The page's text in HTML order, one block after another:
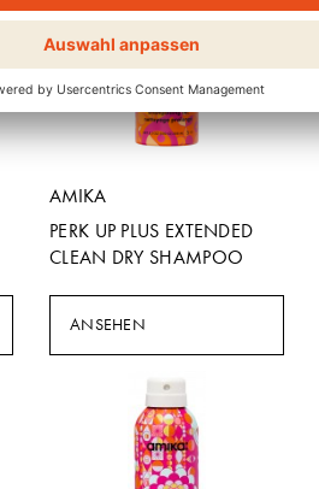
AMIKA
PERK UP PLUS EXTENDED
CLEAN DRY SHAMPOO
ANSEHEN